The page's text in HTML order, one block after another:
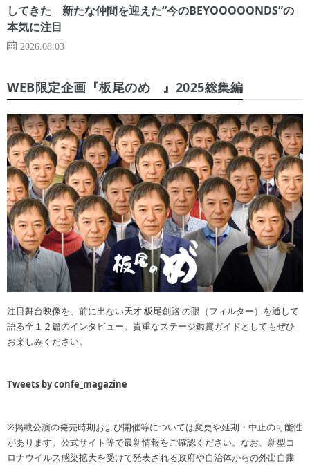
してきた 新たな仲間を迎えた“今のBEYOOOOONDS”の
本気に注目
2026.08.03
WEB限定企画『板尾のめ゙』2025総集編
注目舞台映像を、前に出ない天才 板尾創路 の眼（フィルター）を通して
語る全１２篇のインタビュー。貴重なステージ鑑賞ガイドとしてもぜひ
お楽しみください。
Tweets by confe_magazine
※掲載公演の発売時期および開催等については変更や延期・中止の可能性
があります。公式サイト等で最新情報をご確認ください。なお、新型コ
ロナウイルス感染拡大を受けて発表される政府や自治体からの外出自粛